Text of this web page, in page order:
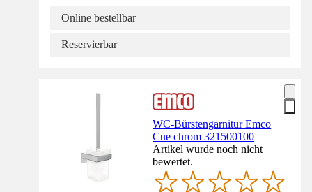
Online bestellbar
Reservierbar
WC-Bürstengarnitur Emco
Cue chrom 321500100
Artikel wurde noch nicht
bewertet.